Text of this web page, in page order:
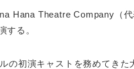
Hana Theatre Company（
する。
の初演キャストを務めてきた